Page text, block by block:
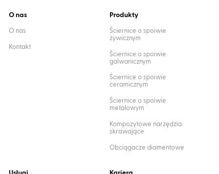
O nas
O nas
Kontakt
Produkty
Ściernice o spoiwie
żywicznym
Ściernice o spoiwie
galwanicznym
Ściernice o spoiwie
ceramicznym
Ściernice o spoiwie
metalowym
Kompozytowe narzędzia
skrawające
Obciągacze diamentowe